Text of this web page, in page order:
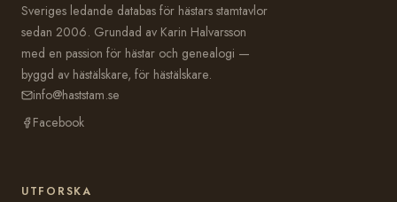
Sveriges ledande databas för hästars stamtavlor
sedan 2006. Grundad av Karin Halvarsson
med en passion för hästar och genealogi —
byggd av hästälskare, för hästälskare.
info@haststam.se
Facebook
UTFORSKA